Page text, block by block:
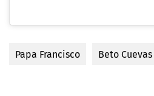
Papa Francisco Beto Cuevas